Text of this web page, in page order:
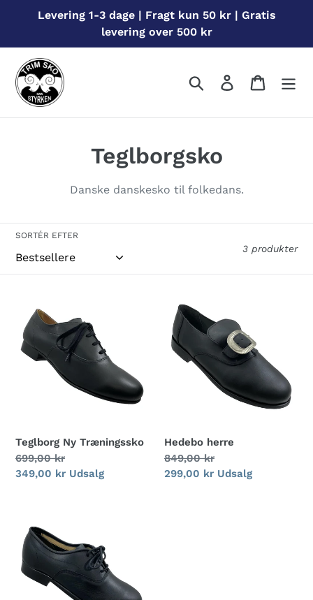
Levering 1-3 dage | Fragt kun 50 kr | Gratis
levering over 500 kr
Søg Log ind
S
a
:
Teglborgsko
Danske danskesko til folkedans.
SORTÉR EFTER
3 produkter
Træningssko
Teglborg Ny Træningssko
Normalpris
699,00 kr
Udsalgspris
349,00 kr Udsalg
herre
Hedebo herre
Normalpris
849,00 kr
Udsalgspris
299,00 kr Udsalg
træningssko
herre